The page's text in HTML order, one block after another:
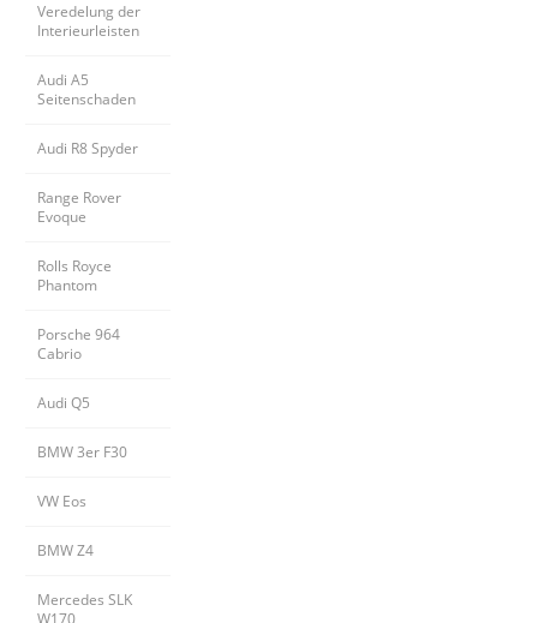
Veredelung der
Interieurleisten
Audi A5
Seitenschaden
Audi R8 Spyder
Range Rover
Evoque
Rolls Royce
Phantom
Porsche 964
Cabrio
Audi Q5
BMW 3er F30
VW Eos
BMW Z4
Mercedes SLK
W170